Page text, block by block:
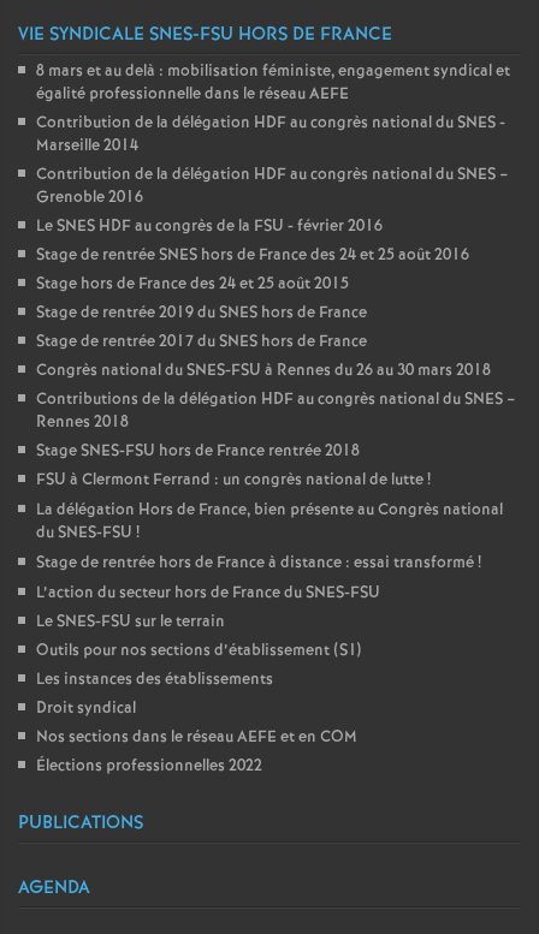
VIE SYNDICALE SNES-FSU HORS DE FRANCE
8 mars et au delà : mobilisation féministe, engagement syndical et
égalité professionnelle dans le réseau AEFE
Contribution de la délégation HDF au congrès national du SNES -
Marseille 2014
Contribution de la délégation HDF au congrès national du SNES –
Grenoble 2016
Le SNES HDF au congrès de la FSU - février 2016
Stage de rentrée SNES hors de France des 24 et 25 août 2016
Stage hors de France des 24 et 25 août 2015
Stage de rentrée 2019 du SNES hors de France
Stage de rentrée 2017 du SNES hors de France
Congrès national du SNES-FSU à Rennes du 26 au 30 mars 2018
Contributions de la délégation HDF au congrès national du SNES –
Rennes 2018
Stage SNES-FSU hors de France rentrée 2018
FSU à Clermont Ferrand : un congrès national de lutte!
La délégation Hors de France, bien présente au Congrès national
du SNES-FSU !
Stage de rentrée hors de France à distance : essai transformé!
L’action du secteur hors de France du SNES-FSU
Le SNES-FSU sur le terrain
Outils pour nos sections d’établissement (S1)
Les instances des établissements
Droit syndical
Nos sections dans le réseau AEFE et en COM
Élections professionnelles 2022
PUBLICATIONS
AGENDA